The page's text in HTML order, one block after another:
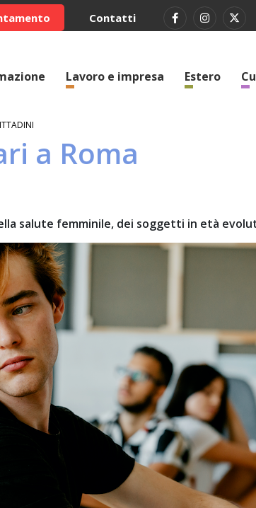
Contatti
Lavoro e impresa Estero
a Roma
salute femminile, dei soggetti in età